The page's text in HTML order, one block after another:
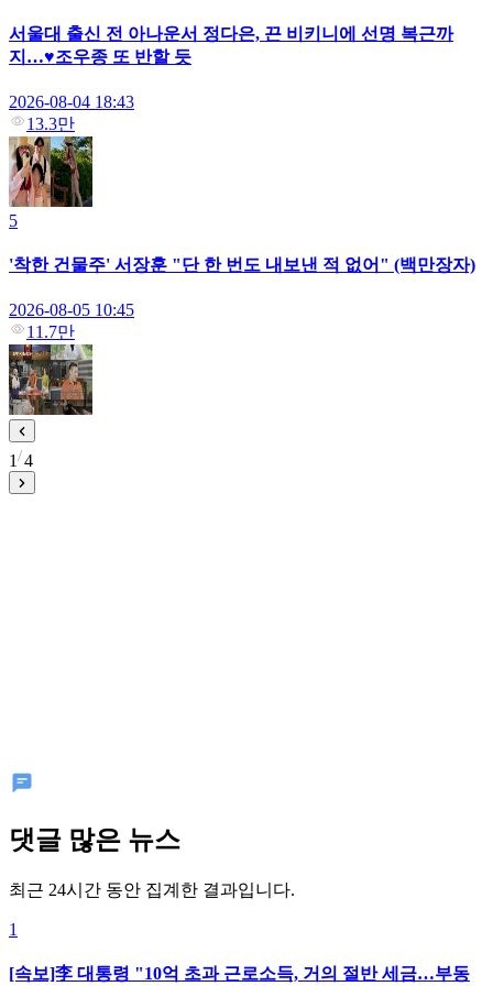
서울대 출신 전 아나운서 정다은, 끈 비키니에 선명 복근까
지…♥조우종 또 반할 듯
2026-08-04 18:43
13.3만
5
'착한 건물주' 서장훈 "단 한 번도 내보낸 적 없어" (백만장자)
2026-08-05 10:45
11.7만
1 4
댓글 많은 뉴스
최근 24시간 동안 집계한 결과입니다.
1
[속보]李 대통령 "10억 초과 근로소득, 거의 절반 세금…부동